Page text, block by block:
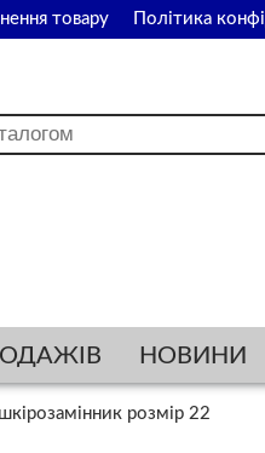
товару Політика
НОВИНИ
розмір 22